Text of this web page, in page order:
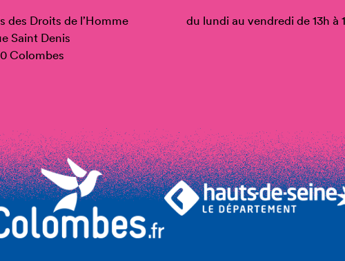
des Droits de l’Homme
Saint Denis
Colombes
du lundi au vendredi de 13h à